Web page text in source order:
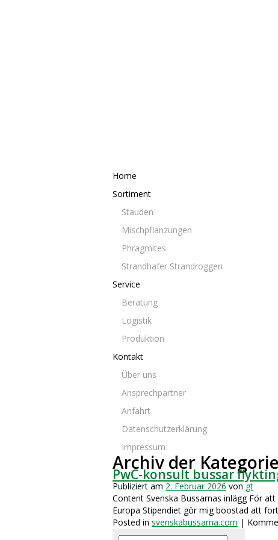
Home
Sortiment
Stauden
Mischpflanzungen
Phragmites
Strandhafer Strandroggen
Service
Beratung
Logistik
Produktion
Kontakt
Über uns
Ansprechpartner
Anfahrt
Datenschutzerklärung
Impressum
Archiv der
PwC-konsult bussar
Publiziert am 2. Februar 2026 von gt
Content Svenska Bussarnas inlägg För
Europa Stipendiet gör mig boostad att
Posted in svenskabussarna.com |